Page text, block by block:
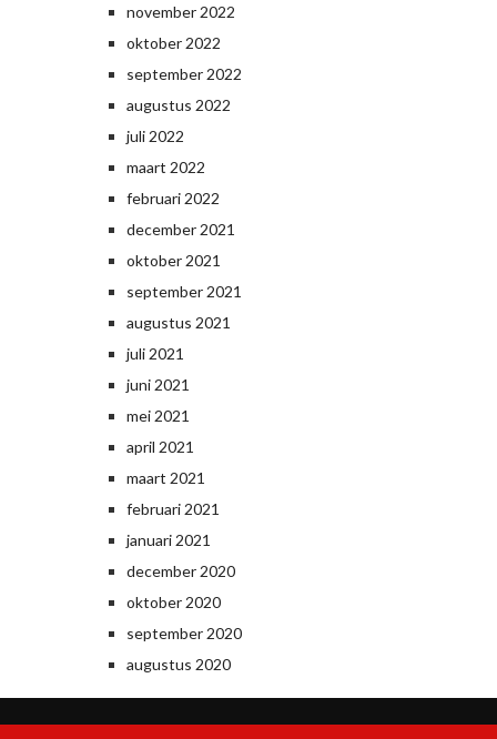
november 2022
oktober 2022
september 2022
augustus 2022
juli 2022
maart 2022
februari 2022
december 2021
oktober 2021
september 2021
augustus 2021
juli 2021
juni 2021
mei 2021
april 2021
maart 2021
februari 2021
januari 2021
december 2020
oktober 2020
september 2020
augustus 2020